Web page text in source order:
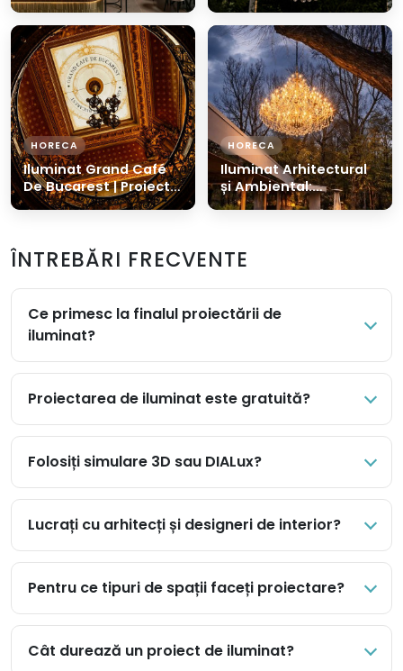
HORECA
Iluminat Grand Café
De Bucarest | Proiect
de Lux Dienergy
HORECA
Iluminat Arhitectural
și Ambiental:
Restaurant SOL,
ÎNTREBĂRI FRECVENTE
Ce primesc la finalul proiectării de
iluminat?
Proiectarea de iluminat este gratuită?
Folosiți simulare 3D sau DIALux?
Lucrați cu arhitecți și designeri de interior?
Pentru ce tipuri de spații faceți proiectare?
Cât durează un proiect de iluminat?